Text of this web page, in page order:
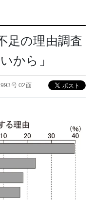
足の理由調査
から」
号 02面